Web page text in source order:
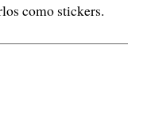
como stickers.